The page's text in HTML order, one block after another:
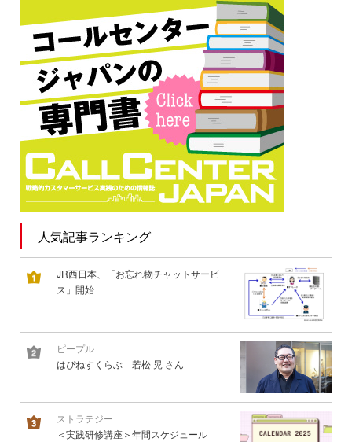
人気記事ランキング
JR西日本、「お忘れ物チャットサービ
ス」開始
ピープル
はぴねすくらぶ 若松 晃 さん
ストラテジー
＜実践研修講座＞年間スケジュール